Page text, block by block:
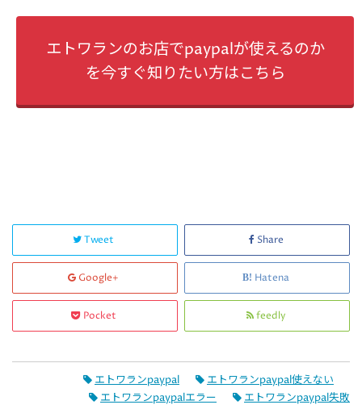
エトワランのお店でpaypalが使えるのか
を今すぐ知りたい方はこちら
Tweet Share
Google+ Hatena
Pocket feedly
エトワランpaypal
エトワランpaypal使えない
エトワランpaypalエラー
エトワランpaypal失敗